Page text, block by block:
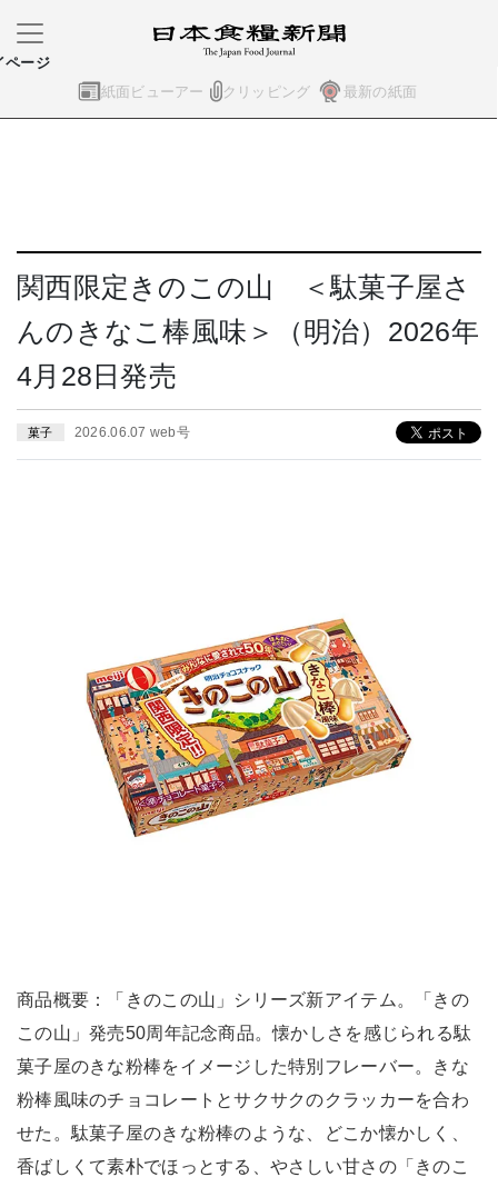
紙面ビューアー クリッピング 最新の紙面
ページ
関西限定きのこの山 ＜駄菓子屋さ
んのきなこ棒風味＞（明治）2026年
4月28日発売
菓子 2026.06.07 web号
商品概要：「きのこの山」シリーズ新アイテム。「きの
この山」発売50周年記念商品。懐かしさを感じられる駄
菓子屋のきな粉棒をイメージした特別フレーバー。きな
粉棒風味のチョコレートとサクサクのクラッカーを合わ
せた。駄菓子屋のきな粉棒のような、どこか懐かしく、
香ばしくて素朴でほっとする、やさしい甘さの「きのこ